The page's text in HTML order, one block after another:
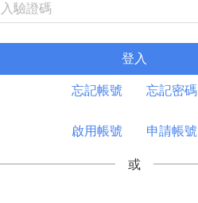
登入
忘記帳號 忘記密碼
啟用帳號 申請帳號
或